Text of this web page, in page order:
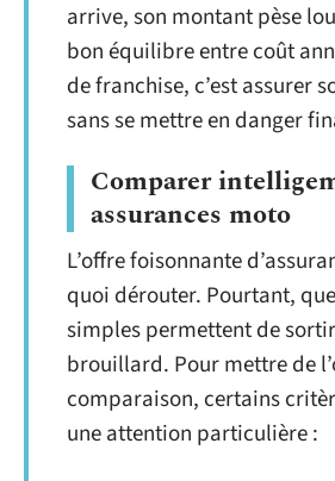
arrive, son montant pèse
bon équilibre entre coût
de franchise, c’est assurer
sans se mettre en danger
Comparer
assurances moto
L’offre foisonnante
quoi dérouter. Pourtant,
simples permettent de
brouillard. Pour mettre de
comparaison, certains
une attention particulière :